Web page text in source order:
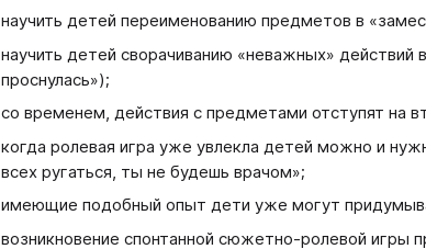
научить детей переименованию предметов в
научить детей сворачиванию «неважных»
проснулась»);
со временем, действия с предметами отступят на
когда ролевая игра уже увлекла детей можно и
всех ругаться, ты не будешь врачом»;
имеющие подобный опыт дети уже могут
возникновение спонтанной сюжетно-ролевой игры